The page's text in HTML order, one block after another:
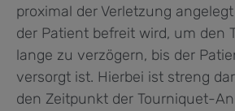
proximal der Verletzung
der Patient befreit wird, um den
lange zu verzögern, bis der
versorgt ist. Hierbei ist streng
den Zeitpunkt der Tourniquet-